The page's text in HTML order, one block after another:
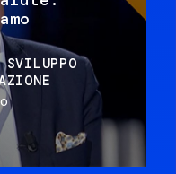
SVILUPPO